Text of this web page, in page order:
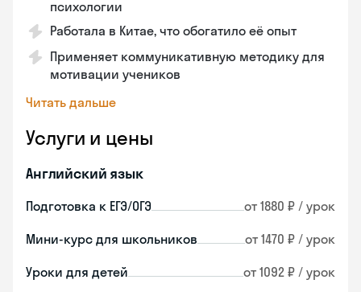
психологии
Работала в Китае, что обогатило её опыт
Применяет коммуникативную методику для
мотивации учеников
Читать дальше
Услуги и цены
Английский язык
Подготовка к ЕГЭ/ОГЭ от 1880 ₽ / урок
Мини-курс для школьников от 1470 ₽ / урок
Уроки для детей от 1092 ₽ / урок